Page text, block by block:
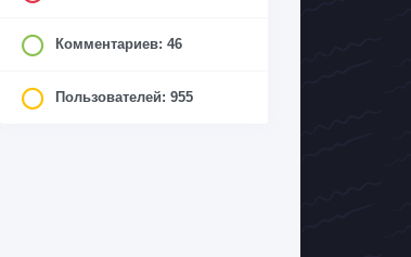
Комментариев: 46
Пользователей: 955